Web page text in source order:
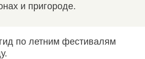
и пригороде.
гид по летним фестивалям